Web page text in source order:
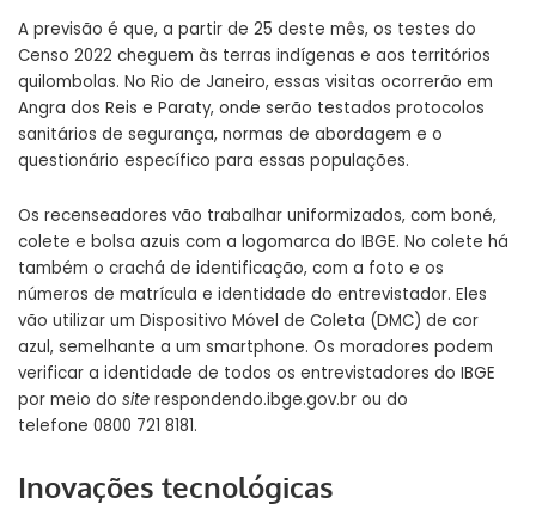
A previsão é que, a partir de 25 deste mês, os testes do
Censo 2022 cheguem às terras indígenas e aos territórios
quilombolas. No Rio de Janeiro, essas visitas ocorrerão em
Angra dos Reis e Paraty, onde serão testados protocolos
sanitários de segurança, normas de abordagem e o
questionário específico para essas populações.
Os recenseadores vão trabalhar uniformizados, com boné,
colete e bolsa azuis com a logomarca do IBGE. No colete há
também o crachá de identificação, com a foto e os
números de matrícula e identidade do entrevistador. Eles
vão utilizar um Dispositivo Móvel de Coleta (DMC) de cor
azul, semelhante a um smartphone. Os moradores podem
verificar a identidade de todos os entrevistadores do IBGE
por meio do site respondendo.ibge.gov.br ou do
telefone 0800 721 8181.
Inovações tecnológicas